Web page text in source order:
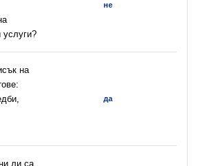
услуги?
не
на
да
ли са